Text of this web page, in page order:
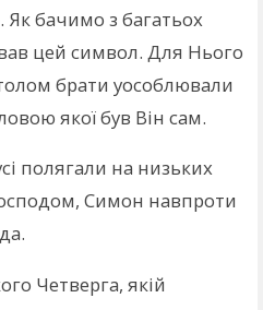
Як бачимо з багатьох
цей символ. Для Нього
брати уособлювали
якої був Він сам.
полягали на низьких
Симон навпроти
Четверга, якій